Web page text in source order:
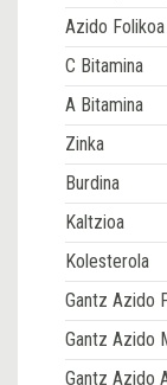
Azido Folikoa
C Bitamina
A Bitamina
Zinka
Burdina
Kaltzioa
Kolesterola
Gantz Azido
Gantz Azido
Gantz Azido